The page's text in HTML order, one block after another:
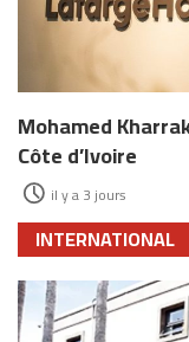
Mohamed
Côte d’Ivoire
il y a 3 jours
INTERNATIONAL